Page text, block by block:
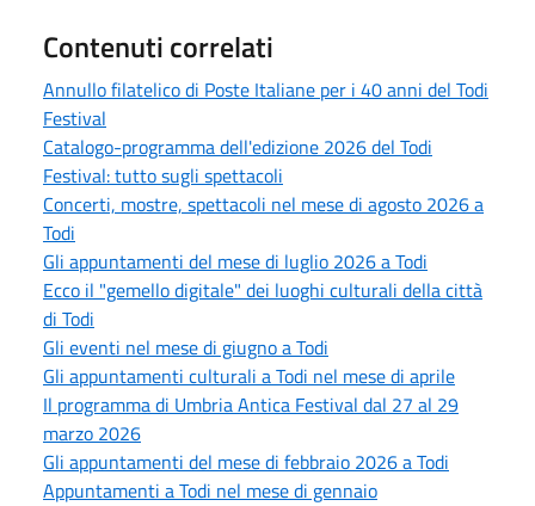
Contenuti correlati
Annullo filatelico di Poste Italiane per i 40 anni del Todi
Festival
Catalogo-programma dell'edizione 2026 del Todi
Festival: tutto sugli spettacoli
Concerti, mostre, spettacoli nel mese di agosto 2026 a
Todi
Gli appuntamenti del mese di luglio 2026 a Todi
Ecco il "gemello digitale" dei luoghi culturali della città
di Todi
Gli eventi nel mese di giugno a Todi
Gli appuntamenti culturali a Todi nel mese di aprile
Il programma di Umbria Antica Festival dal 27 al 29
marzo 2026
Gli appuntamenti del mese di febbraio 2026 a Todi
Appuntamenti a Todi nel mese di gennaio